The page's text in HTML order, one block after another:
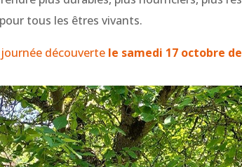
tous les êtres vivants.
découverte le samedi 17 octobre